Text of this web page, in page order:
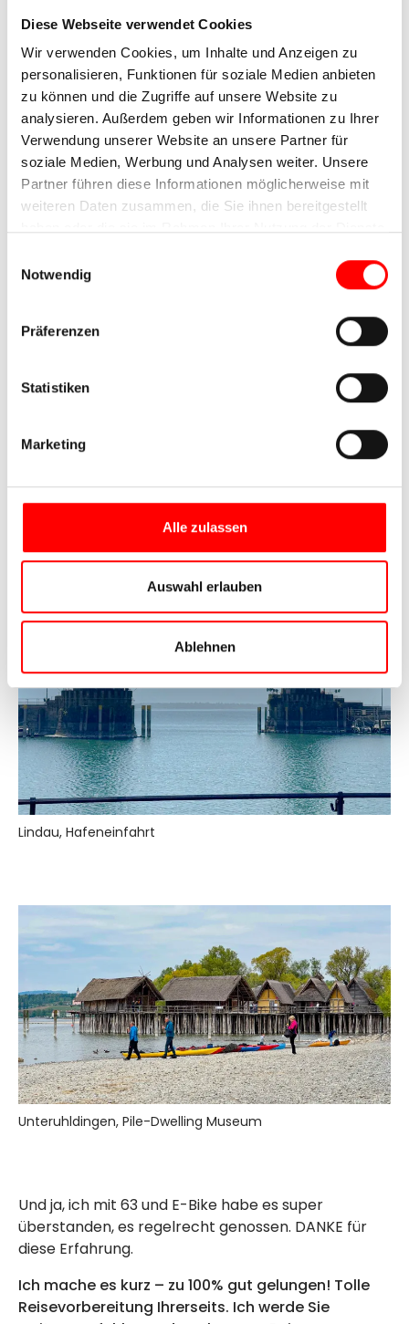
Diese Webseite verwendet Cookies
Wir verwenden Cookies, um Inhalte und Anzeigen zu
personalisieren, Funktionen für soziale Medien anbieten
zu können und die Zugriffe auf unsere Website zu
analysieren. Außerdem geben wir Informationen zu Ihrer
Verwendung unserer Website an unsere Partner für
soziale Medien, Werbung und Analysen weiter. Unsere
Partner führen diese Informationen möglicherweise mit
weiteren Daten zusammen, die Sie ihnen bereitgestellt
Notwendig
Präferenzen
Statistiken
Marketing
Alle zulassen
Auswahl erlauben
Ablehnen
Lindau, Hafeneinfahrt
Unteruhldingen, Pile-Dwelling Museum
Und ja, ich mit 63 und E-Bike habe es super
überstanden, es regelrecht genossen. DANKE für
diese Erfahrung.
Ich mache es kurz – zu 100% gut gelungen! Tolle
Reisevorbereitung Ihrerseits. Ich werde Sie